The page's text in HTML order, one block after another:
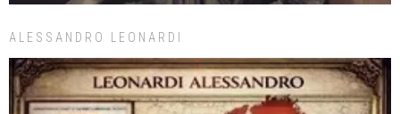
ALESSANDRO LEONARDI